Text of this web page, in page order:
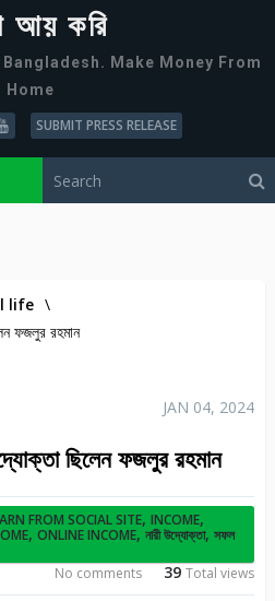
আয় করি
Make Money From
Home
SUBMIT PRESS RELEASE
life \
ফজলুর রহমান
JAN 04, 2024
ছিলেন ফজলুর রহমান
FROM SOCIAL SITE, INCOME,
, ONLINE INCOME,নারী উদ্যোক্তা, সফল
39Total views
No comments